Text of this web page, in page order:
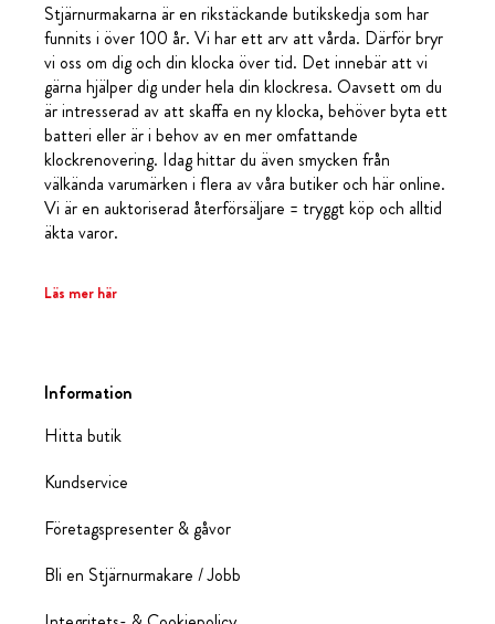
Stjärnurmakarna är en rikstäckande butikskedja som har
funnits i över 100 år. Vi har ett arv att vårda. Därför bryr
vi oss om dig och din klocka över tid. Det innebär att vi
gärna hjälper dig under hela din klockresa. Oavsett om du
är intresserad av att skaffa en ny klocka, behöver byta ett
batteri eller är i behov av en mer omfattande
klockrenovering. Idag hittar du även smycken från
välkända varumärken i flera av våra butiker och här online.
Vi är en auktoriserad återförsäljare = tryggt köp och alltid
äkta varor.
Läs mer här
Information
Hitta butik
Kundservice
Företagspresenter & gåvor
Bli en Stjärnurmakare / Jobb